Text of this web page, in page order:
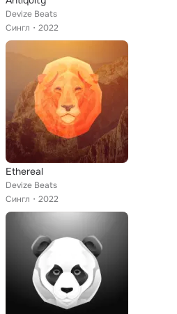
Devize Beats
Сингл
2022
Ethereal
Devize Beats
Сингл
2022